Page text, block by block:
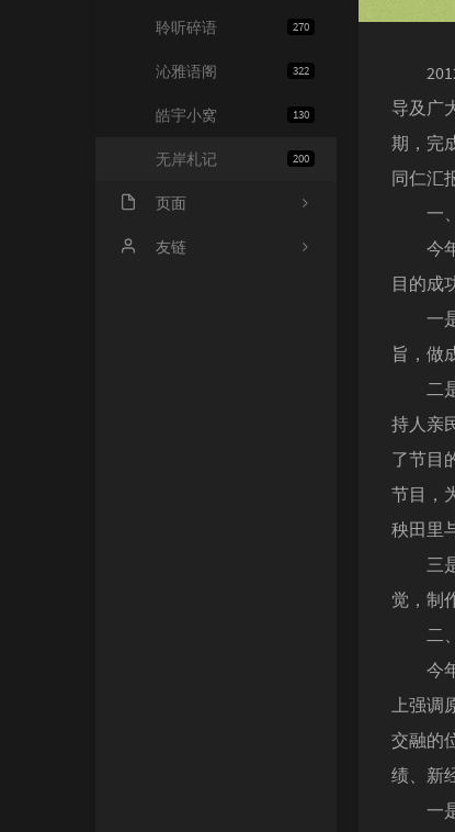
270
聆听碎语
322
沁雅语阁
130
皓宇小窝
200
无岸札记
页面
友情链接
友链
2012
导及广
期，完
同仁汇
一、
今年
目的成
一是
旨，做
二是
持人亲
了节目
节目，
秧田里
三是
觉，制
二、
今年
上强调
交融的
绩、新
一是